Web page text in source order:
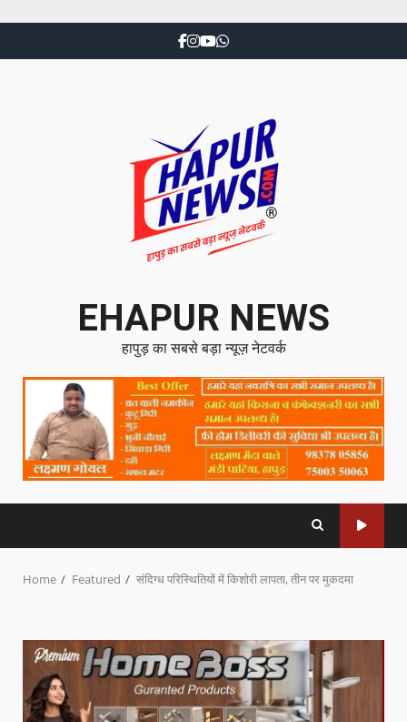
EHAPUR NEWS
हापुड़ का सबसे बड़ा न्यूज़ नेटवर्क
Home Featured संदिग्ध परिस्थितियों में किशोरी लापता, तीन पर मुकदमा